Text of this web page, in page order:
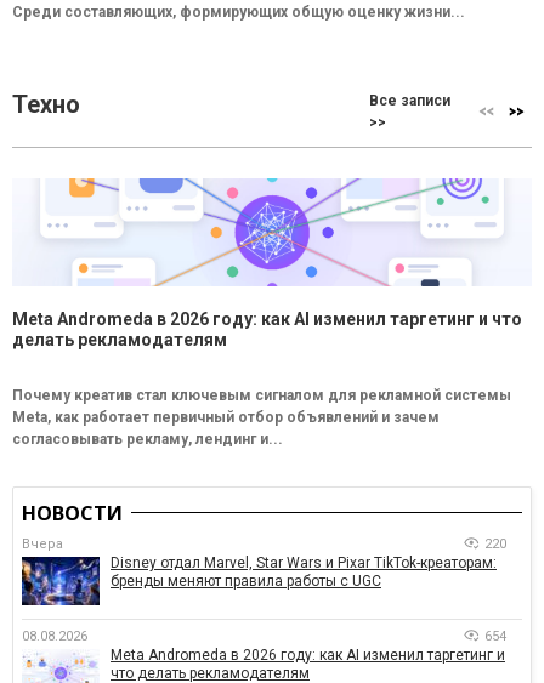
Среди составляющих, формирующих общую оценку жизни...
Техно
Все записи
>>
Meta Andromeda в 2026 году: как AI изменил таргетинг и что
делать рекламодателям
Почему креатив стал ключевым сигналом для рекламной системы
Meta, как работает первичный отбор объявлений и зачем
согласовывать рекламу, лендинг и...
НОВОСТИ
Вчера 220
Disney отдал Marvel, Star Wars и Pixar TikTok-креаторам:
бренды меняют правила работы с UGC
08.08.2026 654
Meta Andromeda в 2026 году: как AI изменил таргетинг и
что делать рекламодателям